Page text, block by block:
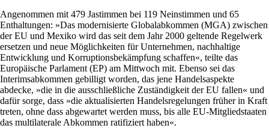
Angenommen mit 479 Jastimmen bei 119 Neinstimmen und 65
Enthaltungen: »Das modernisierte Globalabkommen (MGA) zwischen
der EU und Mexiko wird das seit dem Jahr 2000 geltende Regelwerk
ersetzen und neue Möglichkeiten für Unternehmen, nachhaltige
Entwicklung und Korruptionsbekämpfung schaffen«, teilte das
Europäische Parlament (EP) am Mittwoch mit. Ebenso sei das
Interimsabkommen gebilligt worden, das jene Handelsaspekte
abdecke, »die in die ausschließliche Zuständigkeit der EU fallen« und
dafür sorge, dass »die aktualisierten Handelsregelungen früher in Kraft
treten, ohne dass abgewartet werden muss, bis alle EU-Mitgliedstaaten
das multilaterale Abkommen ratifiziert haben«.